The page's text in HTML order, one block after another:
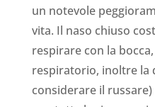
un notevole
vita. Il naso chiuso
respirare con la
respiratorio, inoltre la
considerare il